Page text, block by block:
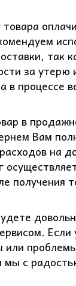
так
за утерю
в процессе
в
Вам
на
получения
Если
или
мы с